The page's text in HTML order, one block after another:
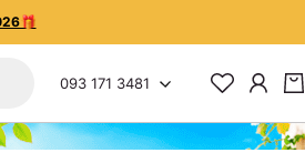
093 171 3481